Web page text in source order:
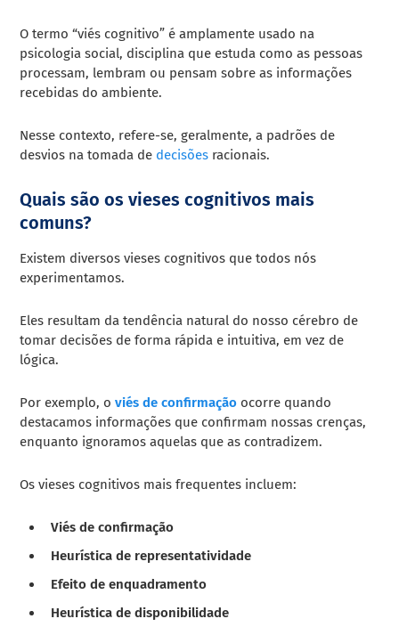
O termo “viés cognitivo” é amplamente usado na
psicologia social, disciplina que estuda como as pessoas
processam, lembram ou pensam sobre as informações
recebidas do ambiente.
Nesse contexto, refere-se, geralmente, a padrões de
desvios na tomada de decisões racionais.
Quais são os vieses cognitivos mais
comuns?
Existem diversos vieses cognitivos que todos nós
experimentamos.
Eles resultam da tendência natural do nosso cérebro de
tomar decisões de forma rápida e intuitiva, em vez de
lógica.
Por exemplo, o viés de confirmação ocorre quando
destacamos informações que confirmam nossas crenças,
enquanto ignoramos aquelas que as contradizem.
Os vieses cognitivos mais frequentes incluem:
Viés de confirmação
Heurística de representatividade
Efeito de enquadramento
Heurística de disponibilidade